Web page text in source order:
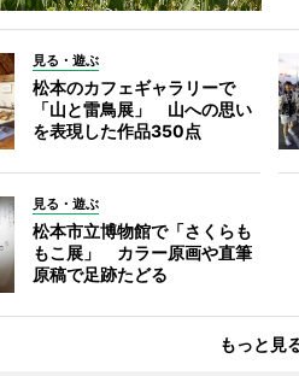
見る・遊ぶ
松本のカフェギャラリーで
「山と雷鳥展」 山への思い
を表現した作品350点
見る・遊ぶ
松本市立博物館で「さくらも
もこ展」 カラー原画や直筆
原稿で足跡たどる
もっと見